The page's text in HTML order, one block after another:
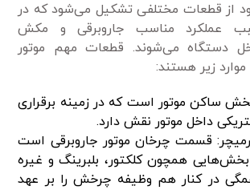
از قطعات مختلفی تشکیل می‌شود که در
عملکرد مناسب جاروبرقی و مکش
دستگاه می‌شوند. قطعات مهم موتور
زیر هستند:
ساکن موتور است که در زمینه برقراری
داخل موتور نقش دارد.
قسمت چرخان موتور جاروبرقی است
همچون کلکتور، بلبرینگ و غیره
در کنار هم وظیفه چرخش را بر عهد